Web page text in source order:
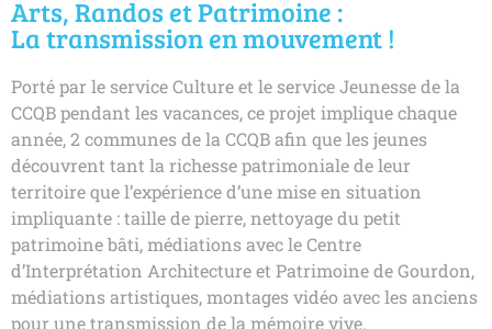
Arts, Randos et Patrimoine :
La transmission en mouvement !
Porté par le service Culture et le service Jeunesse de la
CCQB pendant les vacances, ce projet implique chaque
année, 2 communes de la CCQB afin que les jeunes
découvrent tant la richesse patrimoniale de leur
territoire que l’expérience d’une mise en situation
impliquante : taille de pierre, nettoyage du petit
patrimoine bâti, médiations avec le Centre
d’Interprétation Architecture et Patrimoine de Gourdon,
médiations artistiques, montages vidéo avec les anciens
pour une transmission de la mémoire vive.